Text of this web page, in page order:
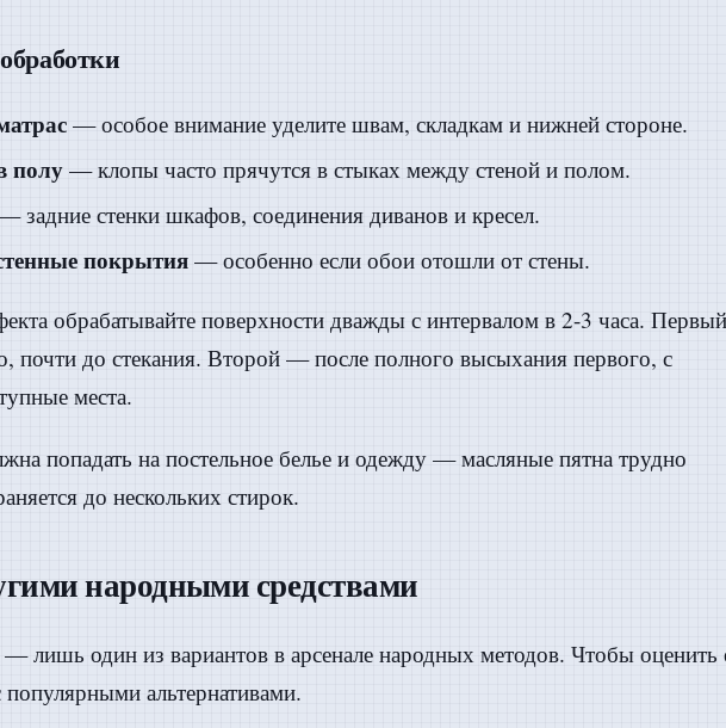
— особое внимание уделите швам, складкам и нижней стороне.
полу — клопы часто прячутся в стыках между стеной и полом.
задние стенки шкафов, соединения диванов и кресел.
покрытия — особенно если обои отошли от стены.
обрабатывайте поверхности дважды с интервалом в 2-3 часа. Первый
почти до стекания. Второй — после полного высыхания первого, с
места.
попадать на постельное белье и одежду — масляные пятна трудно
до нескольких стирок.
народными средствами
— лишь один из вариантов в арсенале народных методов. Чтобы оценить
популярными альтернативами.